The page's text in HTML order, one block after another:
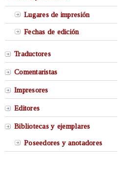
Lugares de impresión
Fechas de edición
Traductores
Comentaristas
Impresores
Editores
Bibliotecas y ejemplares
Poseedores y anotadores